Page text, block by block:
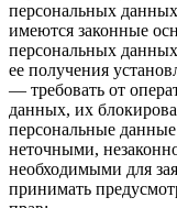
персональных
имеются законные
персональных
ее получения
— требовать от
данных, их
персональные
неточными,
необходимыми для
принимать